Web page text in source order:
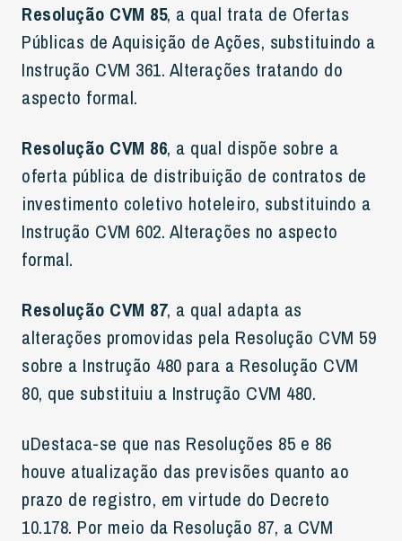
Resolução CVM 85, a qual trata de Ofertas
Públicas de Aquisição de Ações, substituindo a
Instrução CVM 361. Alterações tratando do
aspecto formal.
Resolução CVM 86, a qual dispõe sobre a
oferta pública de distribuição de contratos de
investimento coletivo hoteleiro, substituindo a
Instrução CVM 602. Alterações no aspecto
formal.
Resolução CVM 87, a qual adapta as
alterações promovidas pela Resolução CVM 59
sobre a Instrução 480 para a Resolução CVM
80, que substituiu a Instrução CVM 480.
uDestaca-se que nas Resoluções 85 e 86
houve atualização das previsões quanto ao
prazo de registro, em virtude do Decreto
10.178. Por meio da Resolução 87, a CVM